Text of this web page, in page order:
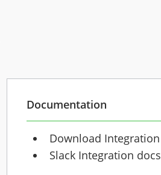
Documentation
Download Integration
Slack Integration docs